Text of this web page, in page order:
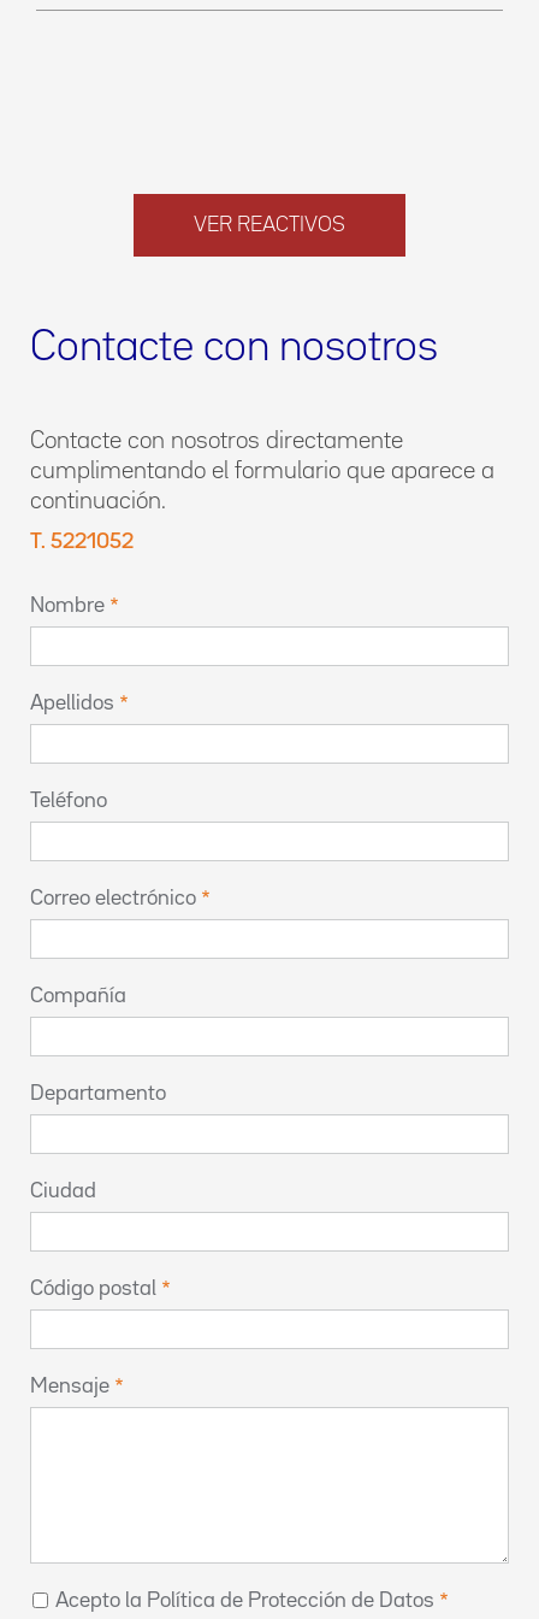
VER REACTIVOS
Contacte con nosotros
Contacte con nosotros directamente
cumplimentando el formulario que aparece a
continuación.
T. 5221052
Nombre
Apellidos
Teléfono
Correo electrónico
Compañía
Departamento
Ciudad
Código postal
Mensaje
Acepto la Política de Protección de Datos